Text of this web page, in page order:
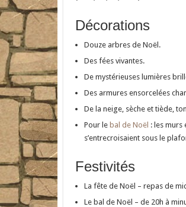
Décorations
Douze arbres de Noël.
Des fées vivantes.
De mystérieuses lumières
Des armures ensorcelées
De la neige, sèche et tiède,
Pour le bal de Noël : les murs
s’entrecroisaient sous le
Festivités
La fête de Noël – repas de
Le bal de Noël – de 20h à